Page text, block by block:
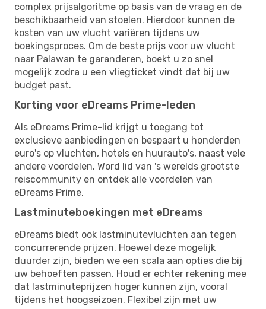
complex prijsalgoritme op basis van de vraag en de
beschikbaarheid van stoelen. Hierdoor kunnen de
kosten van uw vlucht variëren tijdens uw
boekingsproces. Om de beste prijs voor uw vlucht
naar Palawan te garanderen, boekt u zo snel
mogelijk zodra u een vliegticket vindt dat bij uw
budget past.
Korting voor eDreams Prime-leden
Als eDreams Prime-lid krijgt u toegang tot
exclusieve aanbiedingen en bespaart u honderden
euro's op vluchten, hotels en huurauto's, naast vele
andere voordelen. Word lid van 's werelds grootste
reiscommunity en ontdek alle voordelen van
eDreams Prime.
Lastminuteboekingen met eDreams
eDreams biedt ook lastminutevluchten aan tegen
concurrerende prijzen. Hoewel deze mogelijk
duurder zijn, bieden we een scala aan opties die bij
uw behoeften passen. Houd er echter rekening mee
dat lastminuteprijzen hoger kunnen zijn, vooral
tijdens het hoogseizoen. Flexibel zijn met uw